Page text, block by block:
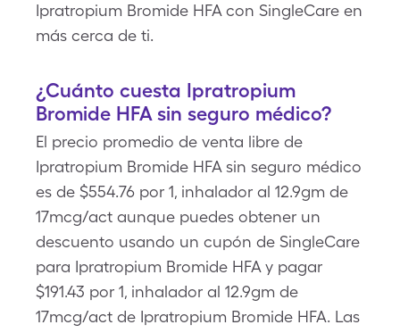
Ipratropium Bromide HFA con SingleCare en
más cerca de ti.
¿Cuánto cuesta Ipratropium
Bromide HFA sin seguro médico?
El precio promedio de venta libre de
Ipratropium Bromide HFA sin seguro médico
es de $554.76 por 1, inhalador al 12.9gm de
17mcg/act aunque puedes obtener un
descuento usando un cupón de SingleCare
para Ipratropium Bromide HFA y pagar
$191.43 por 1, inhalador al 12.9gm de
17mcg/act de Ipratropium Bromide HFA. Las